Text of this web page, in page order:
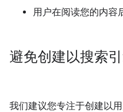
用户在阅读您的内容
避免创建以搜索
我们建议您专注于创建以